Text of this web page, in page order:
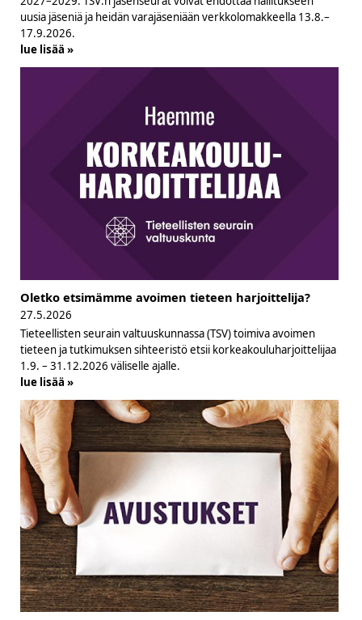
uusia jäseniä ja heidän varajäseniään verkkolomakkeella 13.8.–
17.9.2026.
lue lisää »
Oletko etsimämme avoimen tieteen harjoittelija?
27.5.2026
Tieteellisten seurain valtuuskunnassa (TSV) toimiva avoimen
tieteen ja tutkimuksen sihteeristö etsii korkeakouluharjoittelijaa
1.9. – 31.12.2026 väliselle ajalle.
lue lisää »